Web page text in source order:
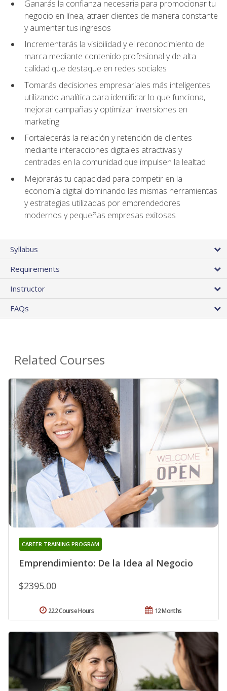
Ganarás la confianza necesaria para promocionar tu
negocio en línea, atraer clientes de manera constante
y aumentar tus ingresos
Incrementarás la visibilidad y el reconocimiento de
marca mediante contenido profesional y de alta
calidad que destaque en redes sociales
Tomarás decisiones empresariales más inteligentes
utilizando analítica para identificar lo que funciona,
mejorar campañas y optimizar inversiones en
marketing
Fortalecerás la relación y retención de clientes
mediante interacciones digitales atractivas y
centradas en la comunidad que impulsen la lealtad
Mejorarás tu capacidad para competir en la
economía digital dominando las mismas herramientas
y estrategias utilizadas por emprendedores
modernos y pequeñas empresas exitosas
Syllabus
Requirements
Instructor
FAQs
Related Courses
Emprendimiento: De la Idea al Negocio
CAREER TRAINING PROGRAM
$2395.00
12 Months
222 Course Hours